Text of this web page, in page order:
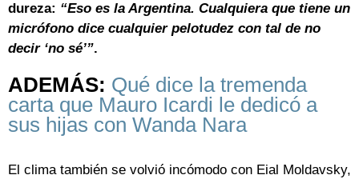
dureza: “Eso es la Argentina. Cualquiera que tiene un
micrófono dice cualquier pelotudez con tal de no
decir ‘no sé’”.
ADEMÁS: Qué dice la tremenda
carta que Mauro Icardi le dedicó a
sus hijas con Wanda Nara
El clima también se volvió incómodo con Eial Moldavsky,